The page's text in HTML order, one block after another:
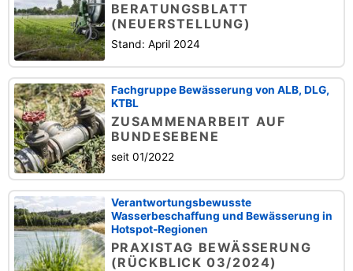
BERATUNGSBLATT
(NEUERSTELLUNG)
Stand: April 2024
Fachgruppe Bewässerung von ALB, DLG,
KTBL
ZUSAMMENARBEIT AUF
BUNDESEBENE
seit 01/2022
Verantwortungsbewusste
Wasserbeschaffung und Bewässerung in
Hotspot-Regionen
PRAXISTAG BEWÄSSERUNG
(RÜCKBLICK 03/2024)